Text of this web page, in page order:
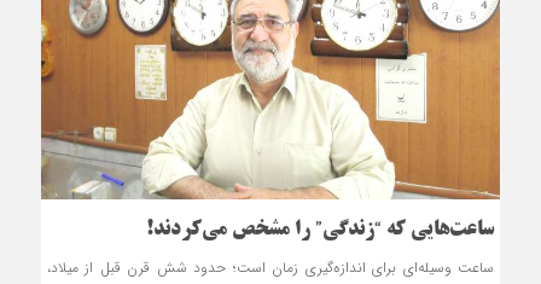
ساعت‌هایی كه “زندگی” را مشخص می‌كردند!
ساعت وسیله‌ای برای اندازه‌گیری زمان است؛ حدود شش قرن قبل از میلاد،